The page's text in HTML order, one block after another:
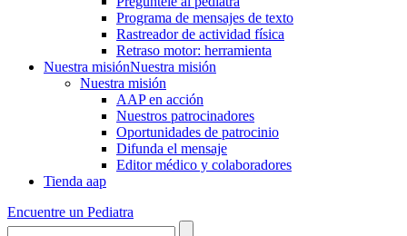
Programa de mensajes de texto
Rastre​​ador de activida​d física
Retraso motor: herramienta
Nuestra misiónNuestra misión
Nuestra misión
AAP en acción
Nuestros patrocinadores
Oportunidades de patrocinio
Difunda el mensaje
Editor médico y colaboradores
Tienda aap
Encuentre un Pediatra